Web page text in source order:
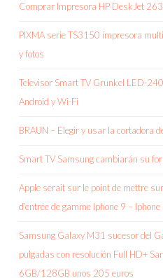
Comprar Impresora HP DeskJet
PIXMA serie TS3150 impresora
y fotos
Televisor Smart TV Grunkel LED-
Android y Wi-Fi
BRAUN – Elegir y usar la cortadora
Smart TV Samsung cambiarán su
Apple serait sur le point de mettre
d’entrée de gamme Iphone 9 – Iphone
Samsung Galaxy M31 sucesor del
pulgadas con resolución Full HD+
6GB/128GB unos 205 euros